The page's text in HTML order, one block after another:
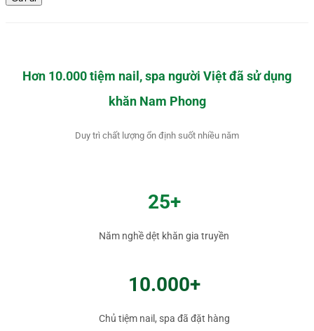
Hơn 10.000 tiệm nail, spa người Việt đã sử dụng
khăn Nam Phong
Duy trì chất lượng ổn định suốt nhiều năm
25+
Năm nghề dệt khăn gia truyền
10.000+
Chủ tiệm nail, spa đã đặt hàng